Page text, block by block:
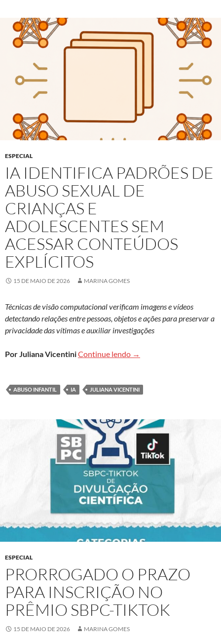
ESPECIAL
IA IDENTIFICA PADRÕES DE
ABUSO SEXUAL DE
CRIANÇAS E
ADOLESCENTES SEM
ACESSAR CONTEÚDOS
EXPLÍCITOS
15 DE MAIO DE 2026 MARINA GOMES
Técnicas de visão computacional verificam imagens e vídeos
detectando relações entre pessoas, objetos e ações para preservar a
privacidade das vítimas e auxiliar investigações
Por Juliana VicentiniContinue lendo IA identifica padrões de
→
ABUSO INFANTIL IA JULIANA VICENTINI
ESPECIAL
PRORROGADO O PRAZO
PARA INSCRIÇÃO NO
PRÊMIO SBPC-TIKTOK
15 DE MAIO DE 2026 MARINA GOMES